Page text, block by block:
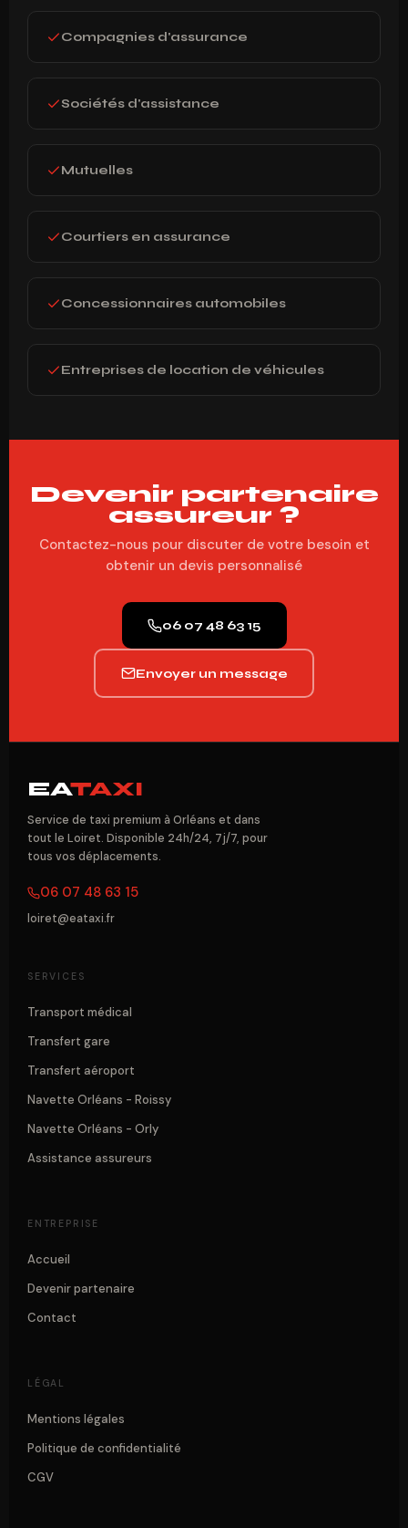
Compagnies d'assurance
Sociétés d'assistance
Mutuelles
Courtiers en assurance
Concessionnaires automobiles
Entreprises de location de véhicules
Devenir partenaire
assureur ?
Contactez-nous pour discuter de votre besoin et
obtenir un devis personnalisé
06 07 48 63 15
Envoyer un message
EATAXI
Service de taxi premium à Orléans et dans
tout le Loiret. Disponible 24h/24, 7j/7, pour
tous vos déplacements.
06 07 48 63 15
loiret@eataxi.fr
SERVICES
Transport médical
Transfert gare
Transfert aéroport
Navette Orléans - Roissy
Navette Orléans - Orly
Assistance assureurs
ENTREPRISE
Accueil
Devenir partenaire
Contact
LÉGAL
Mentions légales
Politique de confidentialité
CGV